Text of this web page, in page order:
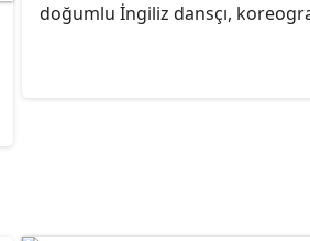
doğumlu İngiliz dansçı,